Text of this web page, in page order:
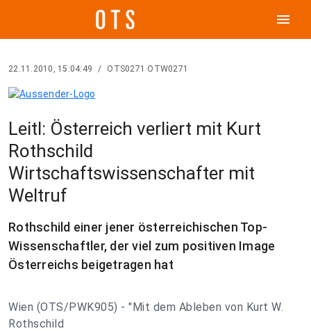
menu
22.11.2010, 15:04:49 / OTS0271 OTW0271
Leitl: Österreich verliert mit Kurt
Rothschild
Wirtschaftswissenschafter mit
Weltruf
Rothschild einer jener österreichischen Top-
Wissenschaftler, der viel zum positiven Image
Österreichs beigetragen hat
Wien (OTS/PWK905) - "Mit dem Ableben von Kurt W.
Rothschild